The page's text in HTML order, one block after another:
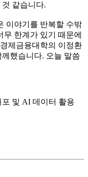
같습니다.
이야기를 반복할 수밖
한계가 있기 때문에
제금융대학의 이정환
했습니다. 오늘 말씀
및 AI 데이터 활용